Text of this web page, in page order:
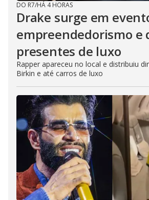
DO R7/HÁ 4 HORAS
Drake surge em
empreendedorismo e
presentes de luxo
Rapper apareceu no local e distribuiu
Birkin e até carros de luxo